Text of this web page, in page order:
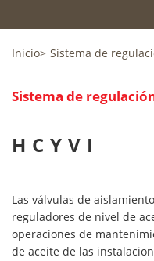
Inicio> Sistema de
Sistema de
HCYVI
Las válvulas de
reguladores de nivel de
operaciones de
de aceite de las